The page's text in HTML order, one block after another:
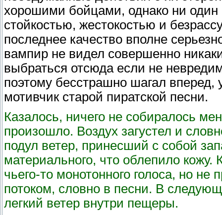
хорошими бойцами, однако ни
стойкостью, жестокостью и
последнее качество вполне
вампир не видел совершенно
выбраться отсюда если не
поэтому бесстрашно шагал
мотивчик старой пиратской песни.
Казалось, ничего не собиралось
произошло. Воздух загустел и
подул ветер, принесший с собой
материального, что облепило кожу.
чьего-то монотонного голоса, но
потоком, словно в песни. В
легкий ветер внутри пещеры.